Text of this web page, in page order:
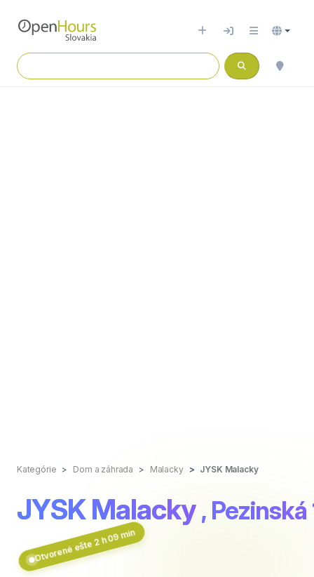
Kategórie Dom a záhrada Malacky JYSK Malacky
JYSK Malacky , Pezinská
Otvorené ešte 2 h 09 min